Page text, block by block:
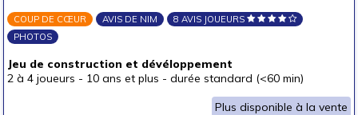
COUP DE CŒUR AVIS DE NIM
8 AVIS JOUEURS
PHOTOS
Jeu de construction et dévéloppement
2 à 4 joueurs - 10 ans et plus - durée standard (<60 min)
Plus disponible à la vente